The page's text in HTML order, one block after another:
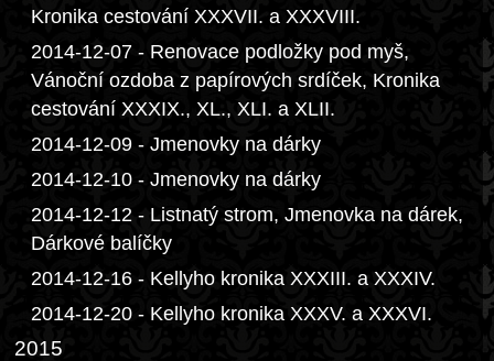
Kronika cestování XXXVII. a XXXVIII.
2014-12-07 - Renovace podložky pod myš,
Vánoční ozdoba z papírových srdíček, Kronika
cestování XXXIX., XL., XLI. a XLII.
2014-12-09 - Jmenovky na dárky
2014-12-10 - Jmenovky na dárky
2014-12-12 - Listnatý strom, Jmenovka na dárek,
Dárkové balíčky
2014-12-16 - Kellyho kronika XXXIII. a XXXIV.
2014-12-20 - Kellyho kronika XXXV. a XXXVI.
2015